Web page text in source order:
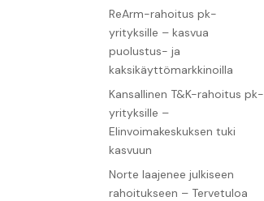
ReArm-rahoitus pk-
yrityksille – kasvua
puolustus- ja
kaksikäyttömarkkinoilla
Kansallinen T&K-rahoitus pk-
yrityksille –
Elinvoimakeskuksen tuki
kasvuun
Norte laajenee julkiseen
rahoitukseen – Tervetuloa